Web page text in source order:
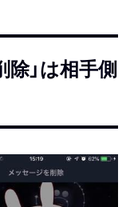
除」は相手側